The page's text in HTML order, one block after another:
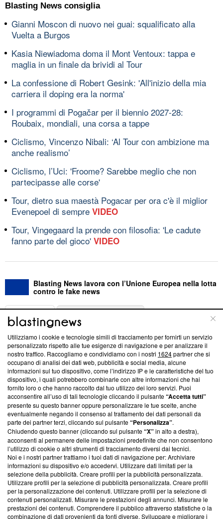
Blasting News consiglia
Gianni Moscon di nuovo nei guai: squalificato alla
Vuelta a Burgos
Kasia Niewiadoma doma il Mont Ventoux: tappa e
maglia in un finale da brividi al Tour
La confessione di Robert Gesink: 'All'inizio della mia
carriera il doping era la norma'
I programmi di Pogačar per il biennio 2027-28:
Roubaix, mondiali, una corsa a tappe
Ciclismo, Vincenzo Nibali: ‘Al Tour con ambizione ma
anche realismo’
Ciclismo, l’Uci: 'Froome? Sarebbe meglio che non
partecipasse alle corse'
Tour, dietro sua maestà Pogacar per ora c'è il miglior
Evenepoel di sempre VIDEO
Tour, Vingegaard la prende con filosofia: 'Le cadute
fanno parte del gioco' VIDEO
Blasting News lavora con l’Unione Europea nella lotta
contro le fake news
ABOUT
Questa sezione offre informazioni trasparenti su Blasting
News, sui nostri processi editoriali e su come ci impegniamo a
creare news di qualità. Inoltre, afferma la nostra aderenza a
‘Trust Project - News with Integrity’Blasting News non è
ancora membro del programma, ma ha richiesto di farne
parte; Trust Project non ha ancora effettuato una verifica di
conformità agli standard.
Su di noi
Team editoriale
Corporate
Redazione
Informativa Privacy
Cookie Policy
Utilizziamo i cookie e tecnologie simili di tracciamento per fornirti un servizio
personalizzato rispetto alle tue esigenze di navigazione e per analizzare il
nostro traffico. Raccogliamo e condividiamo con i nostri 1624partner che si
occupano di analisi dei dati web, pubblicità e social media, alcune
informazioni sul tuo dispositivo, come l’indirizzo IP e le caratteristiche del tuo
dispositivo, i quali potrebbero combinarle con altre informazioni che hai
fornito loro o che hanno raccolto dal tuo utilizzo dei loro servizi. Puoi
acconsentire all’uso di tali tecnologie cliccando il pulsante“Accetta tutti”
presente su questo banner oppure personalizzare le tue scelte, anche
eventualmente negando il consenso al trattamento dei dati personali da
parte dei partner terzi, cliccando sul pulsante“Personalizza”.
Chiudendo questo banner (cliccando sul pulsante“X”in alto a destra),
acconsenti al permanere delle impostazioni predefinite che non consentono
l’utilizzo di cookie o altri strumenti di tracciamento diversi dai tecnici.
Noi e i nostri partner trattiamo i tuoi dati di navigazione per: Archiviare
informazioni su dispositivo e/o accedervi. Utilizzare dati limitati per la
selezione della pubblicità. Creare profili per la pubblicità personalizzata.
Utilizzare profili per la selezione di pubblicità personalizzata. Creare profili
per la personalizzazione dei contenuti. Utilizzare profili per la selezione di
contenuti personalizzati. Misurare le prestazioni degli annunci. Misurare le
prestazioni dei contenuti. Comprendere il pubblico attraverso statistiche o la
combinazione di dati provenienti da fonti diverse. Sviluppare e migliorare i